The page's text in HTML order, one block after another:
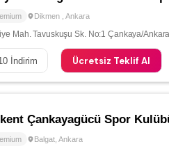
Dikmen Ankara
Mah. Tavuskuşu Sk. No:1 Çankaya/Ankara
İndirim Ücretsiz Teklif Al
Çankayagücü Spor
Balgat Ankara